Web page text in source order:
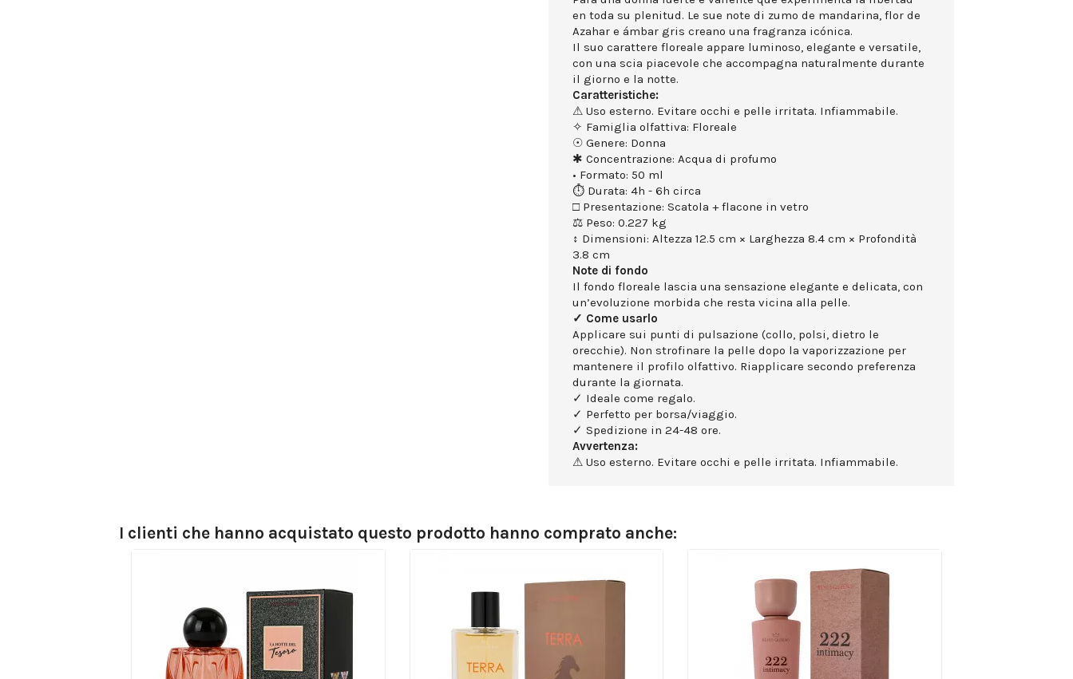
en toda su plenitud. Le sue note di zumo de mandarina, flor de
Azahar e ámbar gris creano una fragranza icónica.
Il suo carattere floreale appare luminoso, elegante e versatile,
con una scia piacevole che accompagna naturalmente durante
il giorno e la notte.
Caratteristiche:
⚠ Uso esterno. Evitare occhi e pelle irritata. Infiammabile.
✧ Famiglia olfattiva: Floreale
☉ Genere: Donna
✱ Concentrazione: Acqua di profumo
• Formato: 50 ml
⏱ Durata: 4h - 6h circa
□ Presentazione: Scatola + flacone in vetro
⚖ Peso: 0.227 kg
↕ Dimensioni: Altezza 12.5 cm × Larghezza 8.4 cm × Profondità
3.8 cm
Note di fondo
Il fondo floreale lascia una sensazione elegante e delicata, con
un’evoluzione morbida che resta vicina alla pelle.
✓ Come usarlo
Applicare sui punti di pulsazione (collo, polsi, dietro le
orecchie). Non strofinare la pelle dopo la vaporizzazione per
mantenere il profilo olfattivo. Riapplicare secondo preferenza
durante la giornata.
✓ Ideale come regalo.
✓ Perfetto per borsa/viaggio.
✓ Spedizione in 24-48 ore.
Avvertenza:
⚠ Uso esterno. Evitare occhi e pelle irritata. Infiammabile.
I clienti che hanno acquistato questo prodotto hanno comprato anche: